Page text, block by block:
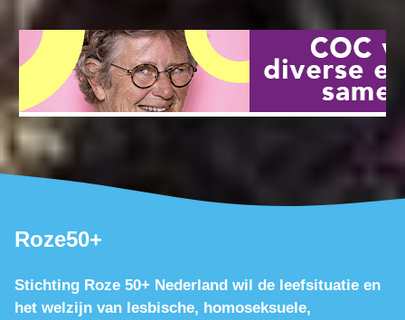
Roze50+
Stichting Roze 50+ Nederland wil de leefsituatie en
het welzijn van lesbische, homoseksuele,